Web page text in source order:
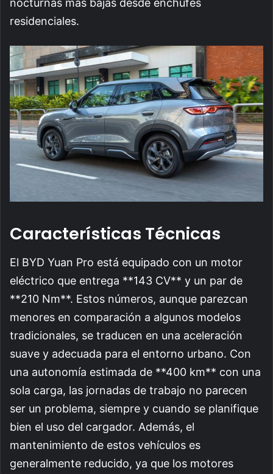
nocturnas más bajas desde enchufes
residenciales.
Características Técnicas
El BYD Yuan Pro está equipado con un motor
eléctrico que entrega **143 CV** y un par de
**210 Nm**. Estos números, aunque parezcan
menores en comparación a algunos modelos
tradicionales, se traducen en una aceleración
suave y adecuada para el entorno urbano. Con
una autonomía estimada de **400 km** con una
sola carga, las jornadas de trabajo no parecen
ser un problema, siempre y cuando se planifique
bien el uso del cargador. Además, el
mantenimiento de estos vehículos es
generalmente reducido, ya que los motores